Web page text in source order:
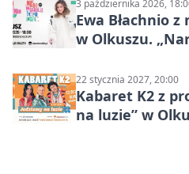
3 października 2026,
Ewa Błachnio
w Olkuszu.
22 stycznia 2027, 20:00
Kabaret K2 z
na luzie” w